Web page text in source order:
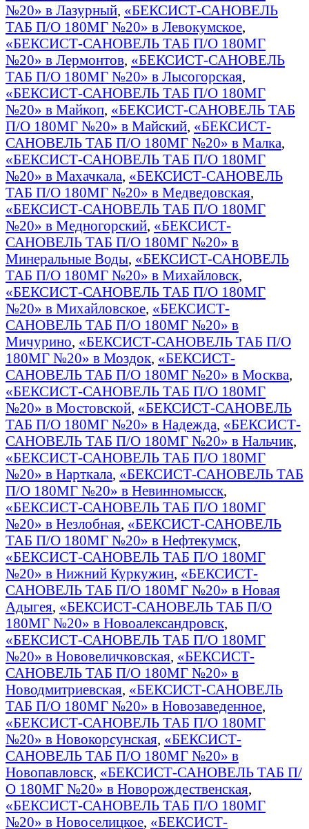
№20» в Лазурный, «БЕКСИСТ-САНОВЕЛЬ
ТАБ П/О 180МГ №20» в Левокумское,
«БЕКСИСТ-САНОВЕЛЬ ТАБ П/О 180МГ
№20» в Лермонтов, «БЕКСИСТ-САНОВЕЛЬ
ТАБ П/О 180МГ №20» в Лысогорская,
«БЕКСИСТ-САНОВЕЛЬ ТАБ П/О 180МГ
№20» в Майкоп, «БЕКСИСТ-САНОВЕЛЬ ТАБ
П/О 180МГ №20» в Майский, «БЕКСИСТ-
САНОВЕЛЬ ТАБ П/О 180МГ №20» в Малка,
«БЕКСИСТ-САНОВЕЛЬ ТАБ П/О 180МГ
№20» в Махачкала, «БЕКСИСТ-САНОВЕЛЬ
ТАБ П/О 180МГ №20» в Медведовская,
«БЕКСИСТ-САНОВЕЛЬ ТАБ П/О 180МГ
№20» в Медногорский, «БЕКСИСТ-
САНОВЕЛЬ ТАБ П/О 180МГ №20» в
Минеральные Воды, «БЕКСИСТ-САНОВЕЛЬ
ТАБ П/О 180МГ №20» в Михайловск,
«БЕКСИСТ-САНОВЕЛЬ ТАБ П/О 180МГ
№20» в Михайловское, «БЕКСИСТ-
САНОВЕЛЬ ТАБ П/О 180МГ №20» в
Мичурино, «БЕКСИСТ-САНОВЕЛЬ ТАБ П/О
180МГ №20» в Моздок, «БЕКСИСТ-
САНОВЕЛЬ ТАБ П/О 180МГ №20» в Москва,
«БЕКСИСТ-САНОВЕЛЬ ТАБ П/О 180МГ
№20» в Мостовской, «БЕКСИСТ-САНОВЕЛЬ
ТАБ П/О 180МГ №20» в Надежда, «БЕКСИСТ-
САНОВЕЛЬ ТАБ П/О 180МГ №20» в Нальчик,
«БЕКСИСТ-САНОВЕЛЬ ТАБ П/О 180МГ
№20» в Нарткала, «БЕКСИСТ-САНОВЕЛЬ ТАБ
П/О 180МГ №20» в Невинномысск,
«БЕКСИСТ-САНОВЕЛЬ ТАБ П/О 180МГ
№20» в Незлобная, «БЕКСИСТ-САНОВЕЛЬ
ТАБ П/О 180МГ №20» в Нефтекумск,
«БЕКСИСТ-САНОВЕЛЬ ТАБ П/О 180МГ
№20» в Нижний Куркужин, «БЕКСИСТ-
САНОВЕЛЬ ТАБ П/О 180МГ №20» в Новая
Адыгея, «БЕКСИСТ-САНОВЕЛЬ ТАБ П/О
180МГ №20» в Новоалександровск,
«БЕКСИСТ-САНОВЕЛЬ ТАБ П/О 180МГ
№20» в Нововеличковская, «БЕКСИСТ-
САНОВЕЛЬ ТАБ П/О 180МГ №20» в
Новодмитриевская, «БЕКСИСТ-САНОВЕЛЬ
ТАБ П/О 180МГ №20» в Новозаведенное,
«БЕКСИСТ-САНОВЕЛЬ ТАБ П/О 180МГ
№20» в Новокорсунская, «БЕКСИСТ-
САНОВЕЛЬ ТАБ П/О 180МГ №20» в
Новопавловск, «БЕКСИСТ-САНОВЕЛЬ ТАБ П/
О 180МГ №20» в Новорождественская,
«БЕКСИСТ-САНОВЕЛЬ ТАБ П/О 180МГ
№20» в Новоселицкое, «БЕКСИСТ-